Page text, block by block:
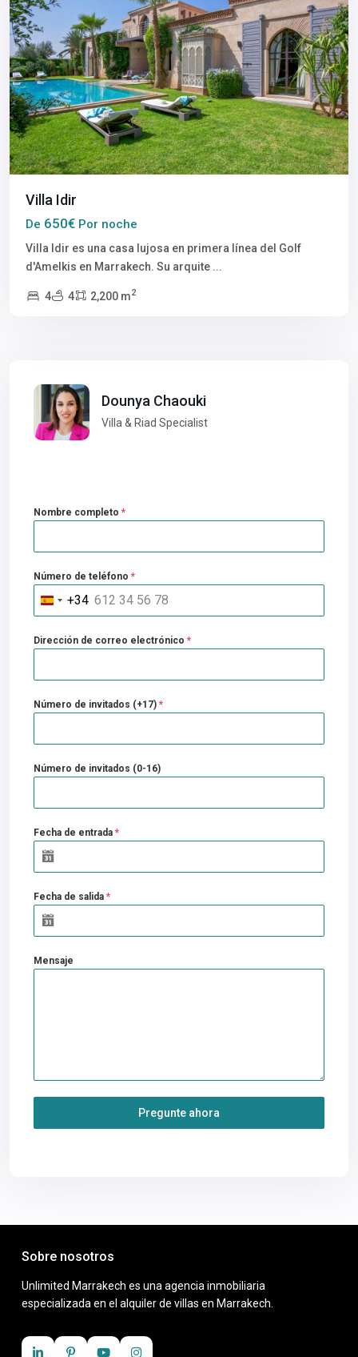
Villa Idir
De 650€ Por noche
Villa Idir es una casa lujosa en primera línea del Golf
d'Amelkis en Marrakech. Su arquite ...
4 4 2,200 m2
Dounya Chaouki
Villa & Riad Specialist
Nombre completo *
Número de teléfono *
Spain+34
Dirección de correo electrónico *
Número de invitados (+17) *
Número de invitados (0-16)
Fecha de entrada *
Fecha de salida *
Mensaje
Pregunte ahora
Sobre nosotros
Unlimited Marrakech es una agencia inmobiliaria
especializada en el alquiler de villas en Marrakech.